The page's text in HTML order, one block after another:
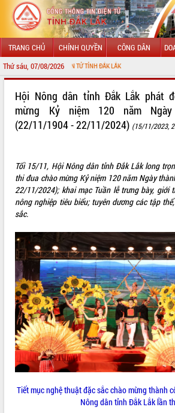
TRANG CHỦ CHÍNH QUYỀN CÔNG DÂN
Thứ sáu, 07/08/2026
TIN ĐIỆN TỬ TỈNH ĐẮK LẮK
LÃNH ĐẠO UBND TỈNH
SỞ, BAN, NGÀNH
UBND CÁC XÃ, PHƯỜNG
THÔNG TIN CHỈ ĐẠO ĐIỀU HÀNH
HỆ THỐNG VĂN BẢN
VĂN BẢN HĐND TỈNH
ĐIỂM TIN VĂN BẢN
QUY HOẠCH - KẾ HOẠCH
Hội Nông dân tỉnh Đắk Lắk phát
mừng Kỷ niệm 120 năm
(22/11/1904 - 22/11/2024) (15/11/2023,
Tối 15/11, Hội Nông dân tỉnh Đắk Lắk long
thi đua chào mừng Kỷ niệm 120 năm Ngày
22/11/2024); khai mạc Tuần lễ trưng bày, giới
nông nghiệp tiêu biểu; tuyên dương các tập
sắc.
Tiết mục nghệ thuật đặc sắc chào mừng thành
Nông dân tỉnh Đắk Lắk lần